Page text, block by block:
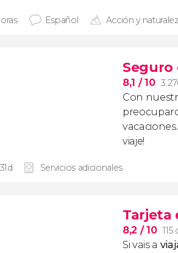
Español Acción y
Seguro
8,1 / 10
Con
viaje!
Servicios adicionales
Tarjeta
8,2 / 10
Si vais a